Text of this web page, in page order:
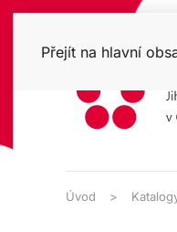
Přejít na hlavní
Úvod